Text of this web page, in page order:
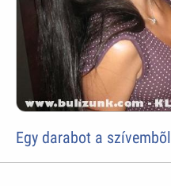
Egy darabot a szívembõl